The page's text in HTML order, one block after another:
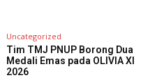
Uncategorized
Tim TMJ PNUP Borong Dua
Medali Emas pada OLIVIA XI
2026